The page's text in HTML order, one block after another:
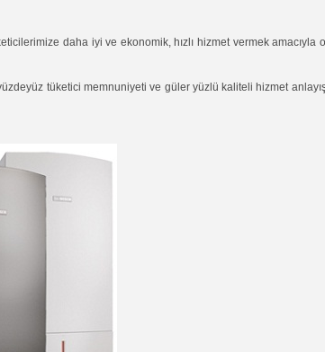
daha iyi ve ekonomik, hızlı hizmet vermek
tüketici memnuniyeti ve güler yüzlü kaliteli hizmet